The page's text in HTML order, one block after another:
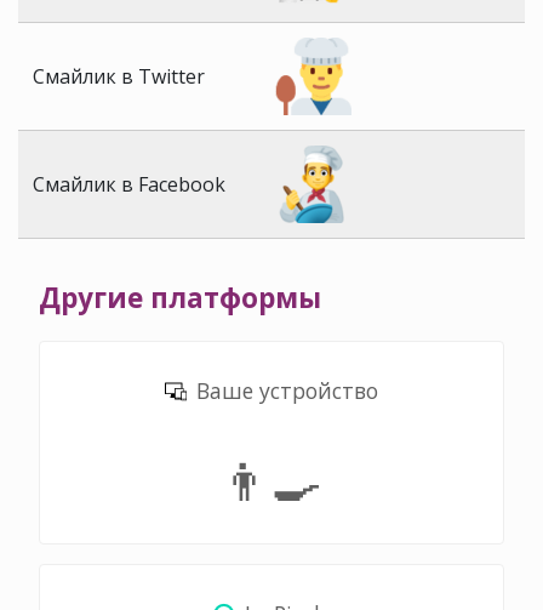
Смайлик в Twitter
Смайлик в Facebook
Другие платформы
Ваше устройство
👨‍🍳